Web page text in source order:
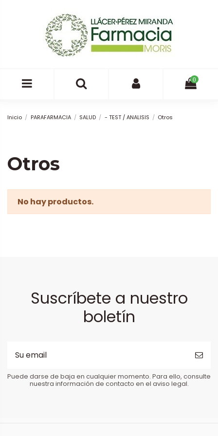
0
Inicio PARAFARMACIA SALUD - TEST / ANALISIS Otros
Otros
No hay productos.
Suscríbete a nuestro
boletín
Puede darse de baja en cualquier momento. Para ello, consulte
nuestra información de contacto en el aviso legal.